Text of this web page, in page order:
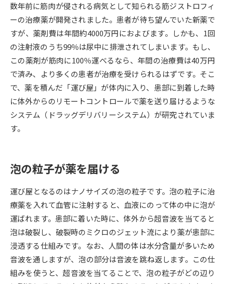
大学研究 大学検索
大学で学べる内容や特徴を調べる
新増設大学・学部・学科特集
国際・グローバルに強い大学特
集
データサイエンス特集
新学年スタート号特集ページ
SELFBRAND特集ページ
オープンキャンパスなどを調べる
オープンキャンパス検索 実施プログラムから探す
数年前に筋肉が侵される病気として知られる筋ジストロフィ
ーの治療薬が開発されました。患者が待ち望んでいた新薬で
すが、薬剤費は年間約4000万円におよびます。しかも、1回
の注射液のうち99％は尿中に排泄されてしまいます。もし、
この薬剤が筋肉に100％運べるなら、年間の治療費は40万円
で済み、より多くの患者が治療を受けられるはずです。そこ
で、薬を積んだ「運び屋」が体内に入り、患部に到着した時
に体外からのリモートコントロールで薬を送り届けるような
システム（ドラッグデリバリーシステム）が研究されていま
す。
泡の粒子が薬を届ける
運び屋となるのはナノサイズの泡の粒子です。泡の粒子に治
療薬を入れて血管に注射すると、血液にのって体の中に泡が
運ばれます。患部に着いた時に、体外から超音波を当てると
泡は破裂し、破裂時のミクロのジェット流により薬が患部に
浸透する仕組みです。なお、人間の体は水分含量が多いため
音波を通しますが、泡の部分は音波を跳ね返します。この仕
組みを使うと、超音波を当てることで、泡の粒子がどの辺り